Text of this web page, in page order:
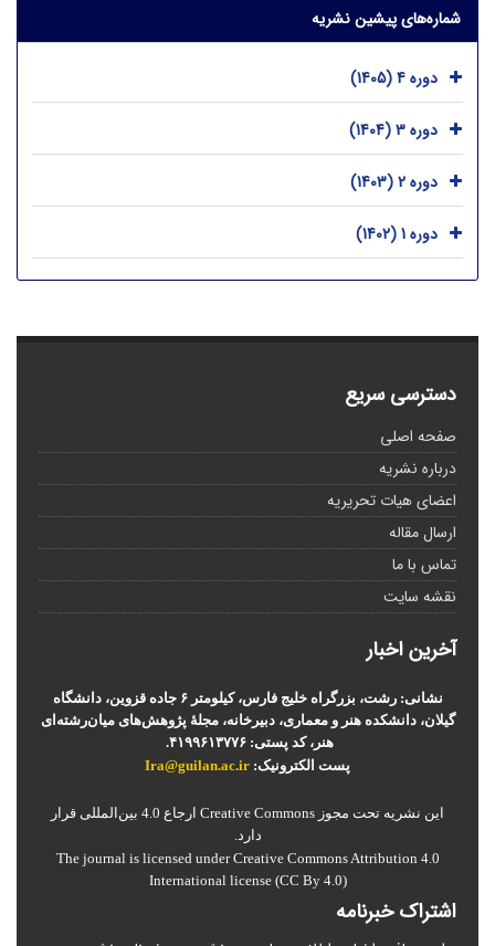
شماره‌های پیشین نشریه
دوره 4 (1405)
دوره 3 (1404)
دوره 2 (1403)
دوره 1 (1402)
دسترسی سریع
صفحه اصلی
درباره نشریه
اعضای هیات تحریریه
ارسال مقاله
تماس با ما
نقشه سایت
آخرین اخبار
نشانی: رشت، بزرگراه خلیج فارس، کیلومتر ۶ جاده قزوین، دانشگاه
گیلان، دانشکده هنر و معماری، دبیرخانه، مجلۀ پژوهش‌های میان‌رشته‌ای
هنر، کد پستی: ۴۱۹۹۶۱۳۷۷۶.
پست الکترونیک: Ira@guilan.ac.ir
این نشریه تحت مجوز Creative Commons ارجاع 4.0 بین‌المللی قرار
دارد.
The journal is licensed under Creative Commons Attribution 4.0
International license (CC By 4.0)
اشتراک خبرنامه